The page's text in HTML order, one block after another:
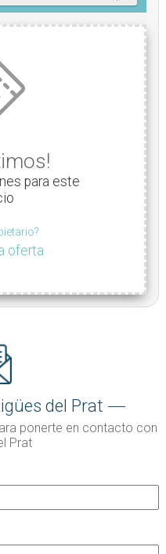
para este
oferta
del Prat
ponerte en contacto con
Prat